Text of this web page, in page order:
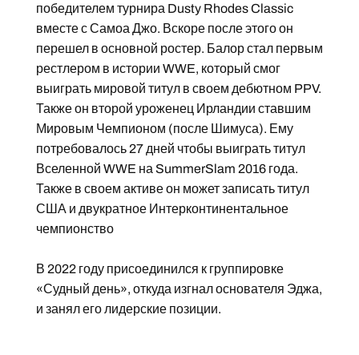
победителем турнира Dusty Rhodes Classic
вместе с Самоа Джо. Вскоре после этого он
перешел в основной ростер. Балор стал первым
рестлером в истории WWE, который смог
выиграть мировой титул в своем дебютном PPV.
Также он второй уроженец Ирландии ставшим
Мировым Чемпионом (после Шимуса). Ему
потребовалось 27 дней чтобы выиграть титул
Вселенной WWE на SummerSlam 2016 года.
Также в своем активе он может записать титул
США и двукратное Интерконтинентальное
чемпионство
В 2022 году присоединился к группировке
«Судный день», откуда изгнал основателя Эджа,
и занял его лидерские позиции.